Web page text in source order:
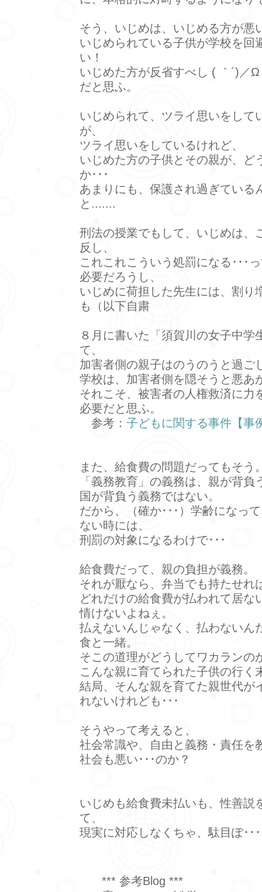
そう、いじめは、いじめる方が悪
いじめられている子供が学校を回
い！
いじめた方が反省すべし ( ｀´)／
だと思ふ。
いじめられて、ツライ思いをして
が、
ツライ思いをしているけれど、
いじめた方の子供とその親が、ど
か･･･
あまりにも、保護され過ぎている
と.......
刑法の授業でもして、いじめは、
反し、
これこれこういう処罰になる･･･
必要だろうし、
いじめに荷担した先生には、割り
も（以下自粛
８月に書いた「須賀川の女子中学
て、
加害者側の親子はのうのうと過ご
学校は、加害者側を隠そうと悪あ
それこそ、被害者の人権救済に力
必要だと思ふ。
参考： 子どもに関する事件【事
また、給食費の問題だってもそう
「義務教育」の義務は、親が背負
国が背負う義務ではない。
だから、（確か･･･）学齢になっ
ない時には、
刑罰の対象になるわけで･･･
給食費だって、親の負担が義務。
それが厭なら、弁当でも持たせれ
どれだけの給食費が払われて居な
情けないよねぇ。
払えないんじゃなく、払わないん
食と一緒。
そこの道理がどうしてワカランの
こんな親に育てられた子供の行く
結局、そんな親を育てた親世代が
れないけれども･･･
そうやって考えると、
社会常識や、自由と義務・責任を
社会も悪い･･･のか？
いじめも給食費未払いも、性善説
て、
現実に対応しなくちゃ、駄目ぽ･･
*** 参考Blog ***